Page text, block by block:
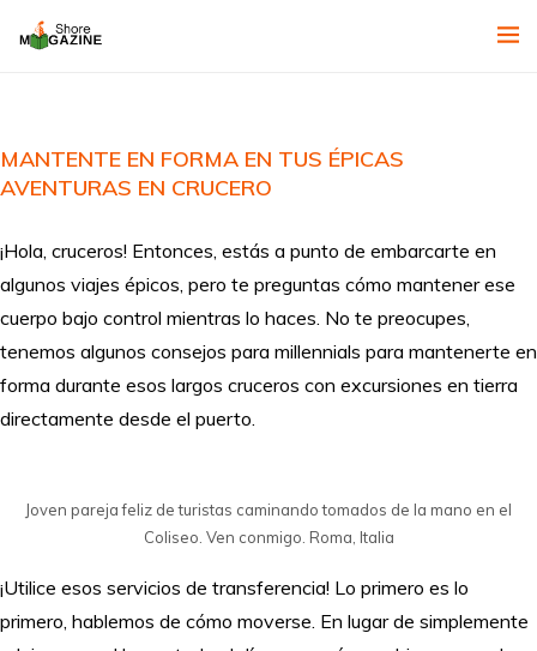
MANTENTE EN FORMA EN TUS ÉPICAS
AVENTURAS EN CRUCERO
¡Hola, cruceros! Entonces, estás a punto de embarcarte en
algunos viajes épicos, pero te preguntas cómo mantener ese
cuerpo bajo control mientras lo haces. No te preocupes,
tenemos algunos consejos para millennials para mantenerte en
forma durante esos largos cruceros con excursiones en tierra
directamente desde el puerto.
Joven pareja feliz de turistas caminando tomados de la mano en el
Coliseo. Ven conmigo. Roma, Italia
¡Utilice esos servicios de transferencia! Lo primero es lo
primero, hablemos de cómo moverse. En lugar de simplemente